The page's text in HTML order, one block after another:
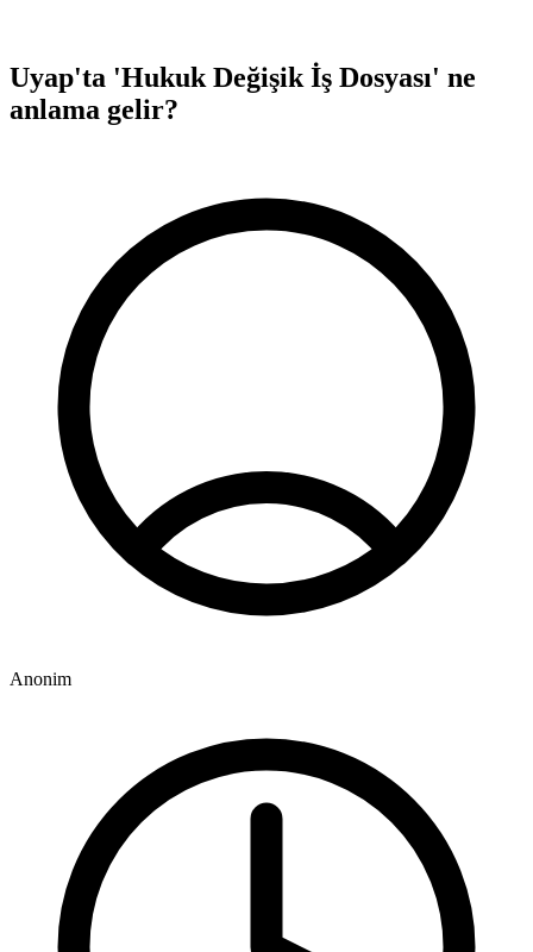
Uyap'ta 'Hukuk Değişik İş Dosyası' ne
anlama gelir?
Anonim